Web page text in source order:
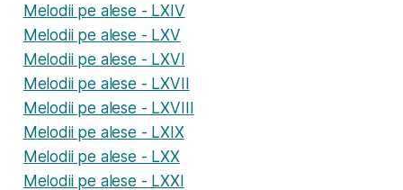
Melodii pe alese - LXIV
Melodii pe alese - LXV
Melodii pe alese - LXVI
Melodii pe alese - LXVII
Melodii pe alese - LXVIII
Melodii pe alese - LXIX
Melodii pe alese - LXX
Melodii pe alese - LXXI